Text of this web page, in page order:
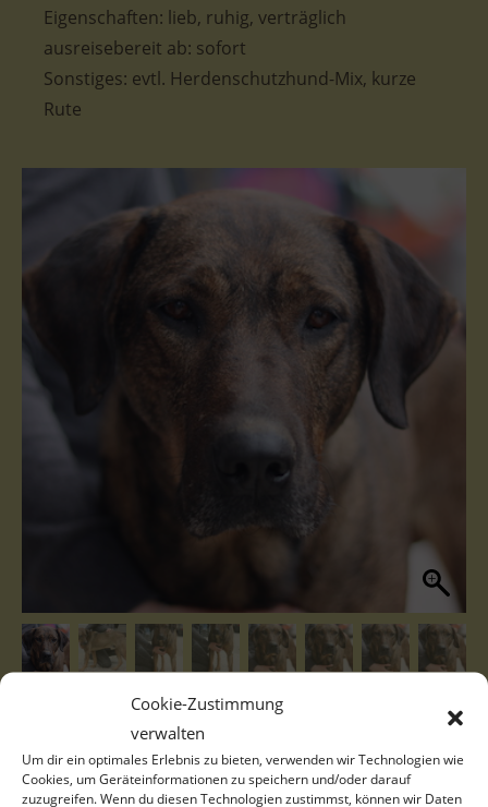
Cookie-Zustimmung
verwalten
Um dir ein optimales Erlebnis zu bieten, verwenden wir Technologien wie
Cookies, um Geräteinformationen zu speichern und/oder darauf
zuzugreifen. Wenn du diesen Technologien zustimmst, können wir Daten
Eigenschaften: lieb, ruhig, verträglich
ausreisebereit ab: sofort
Sonstiges: evtl. Herdenschutzhund-Mix, kurze
Rute